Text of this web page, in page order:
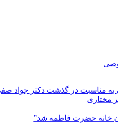
مناسبت در گذشت دکتر جواد صفی
مختاری
خانه حضرت فاطمه شد”